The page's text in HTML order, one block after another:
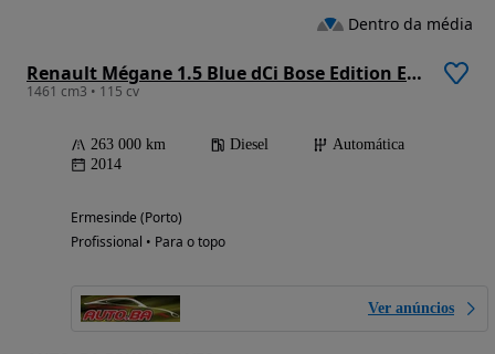
Renault Mégane 1.5 Blue dCi Bose Edition EDC
1461 cm3 • 115 cv
263 000 km Diesel
Automática
2014
Ermesinde (Porto)
Profissional • Para o topo
Ver anúncios
Dentro da média